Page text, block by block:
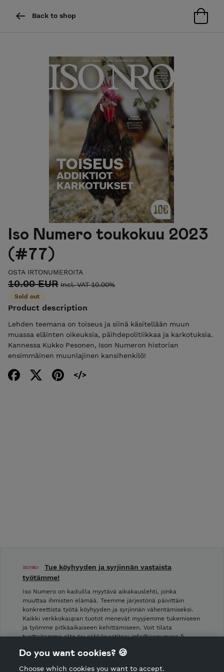
Back to shop
Iso Numero toukokuu 2023
(#77)
OSTA IRTONUMEROITA
10.00 EUR Incl. VAT 10.00%
Sold out
Product description
Lehden teemana on toiseus ja siinä käsitellään muun
muassa eläinten oikeuksia, päihdepolitiikkaa ja karkotuksia.
Kannessa Kukko Pesonen, Ison Numeron historian
ensimmäinen muunlajinen kansihenkilö!
Tue köyhyyden ja syrjinnän vastaista
työtämme!
Iso Numero on kaduilla myytävä aikakauslehti, jonka
muuttaa ihmisten elämää. Teemme järjestönä päivittäin
konkreettista työtä köyhyyden ja syrjinnän vähentämiseksi.
Kaikki verkkokaupan tuotot menevät myyjiemme tukemiseen
ja työmme pitkäaikaiseen kehittämiseen. Voit tilata
tuotteitamme alta tai sähköpostitse: info@isonumero.fi
Do you want cookies? 🍪
Choose which cookies you want to accept.